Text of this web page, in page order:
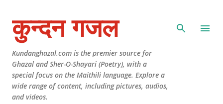
कुन्दन गजल
Kundanghazal.com is the premier source for
Ghazal and Sher-O-Shayari (Poetry), with a
special focus on the Maithili language. Explore a
wide range of content, including pictures, audios,
and videos.